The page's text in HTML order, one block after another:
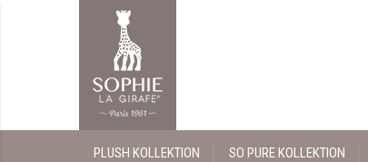
PLUSH KOLLEKTION SO PURE KOLLEKTION